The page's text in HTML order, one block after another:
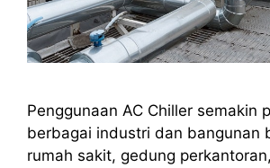
Penggunaan AC Chiller semakin
berbagai industri dan bangunan
rumah sakit, gedung